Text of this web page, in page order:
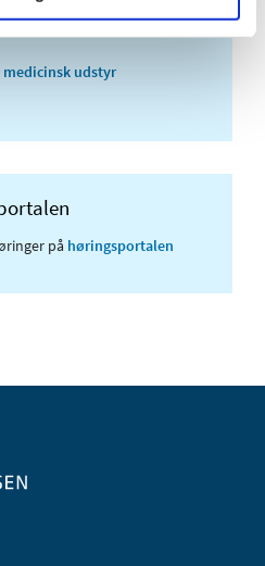
medicin til mennesker og dyr
udstyr
på høringsportalen